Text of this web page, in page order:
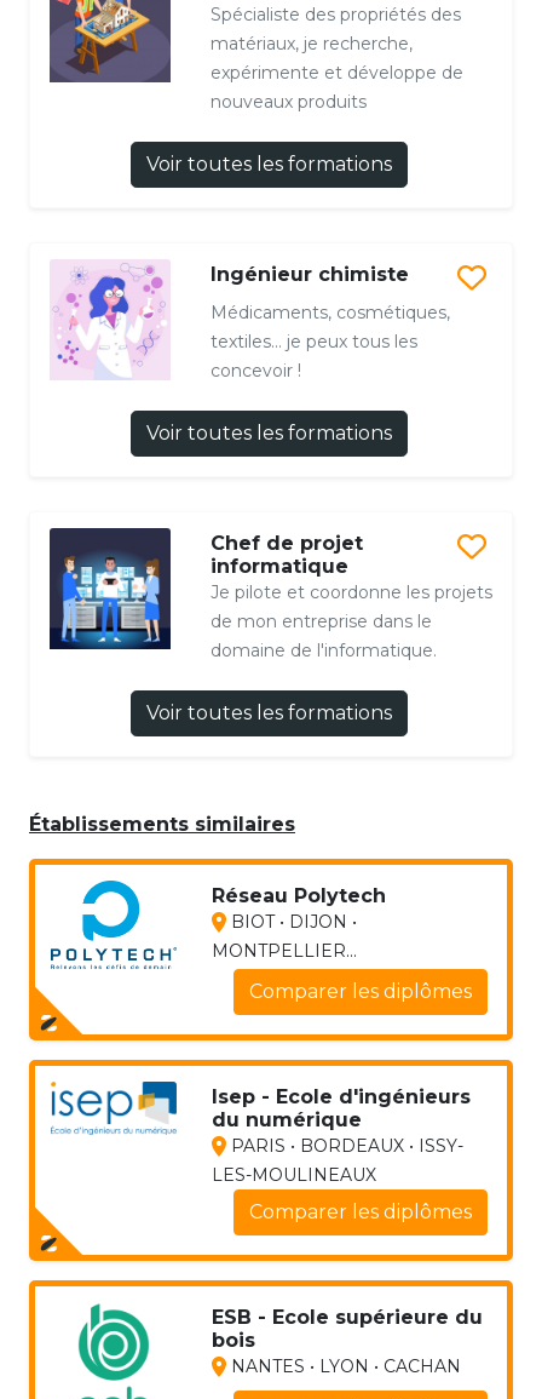
Spécialiste des propriétés des
matériaux, je recherche,
expérimente et développe de
nouveaux produits
Voir toutes les formations
Ingénieur chimiste
Médicaments, cosmétiques,
textiles… je peux tous les
concevoir !
Voir toutes les formations
Chef de projet
informatique
Je pilote et coordonne les projets
de mon entreprise dans le
domaine de l'informatique.
Voir toutes les formations
Établissements similaires
Réseau Polytech
BIOT • DIJON •
MONTPELLIER...
Comparer les diplômes
Isep - Ecole d'ingénieurs
du numérique
PARIS • BORDEAUX • ISSY-
LES-MOULINEAUX
Comparer les diplômes
ESB - Ecole supérieure du
bois
NANTES • LYON • CACHAN